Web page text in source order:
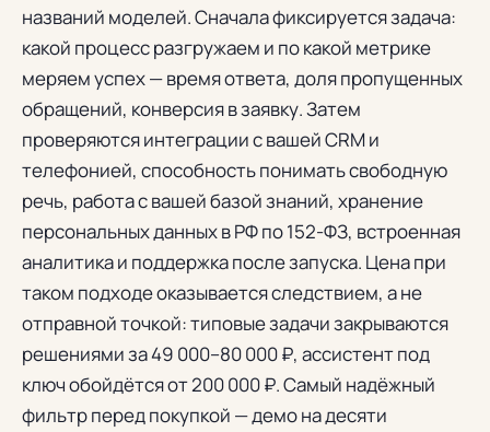
названий моделей. Сначала фиксируется задача:
какой процесс разгружаем и по какой метрике
меряем успех — время ответа, доля пропущенных
обращений, конверсия в заявку. Затем
проверяются интеграции с вашей CRM и
телефонией, способность понимать свободную
речь, работа с вашей базой знаний, хранение
персональных данных в РФ по 152-ФЗ, встроенная
аналитика и поддержка после запуска. Цена при
таком подходе оказывается следствием, а не
отправной точкой: типовые задачи закрываются
решениями за 49 000–80 000 ₽, ассистент под
ключ обойдётся от 200 000 ₽. Самый надёжный
фильтр перед покупкой — демо на десяти